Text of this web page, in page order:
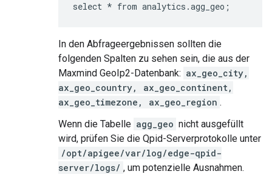
select * from analytics.agg_geo;
In den Abfrageergebnissen sollten die
folgenden Spalten zu sehen sein, die aus der
Maxmind GeoIp2-Datenbank: ax_geo_city,
ax_geo_country, ax_geo_continent,
ax_geo_timezone, ax_geo_region .
Wenn die Tabelle agg_geo nicht ausgefüllt
wird, prüfen Sie die Qpid-Serverprotokolle unter
/opt/apigee/var/log/edge-qpid-
server/logs/ , um potenzielle Ausnahmen.